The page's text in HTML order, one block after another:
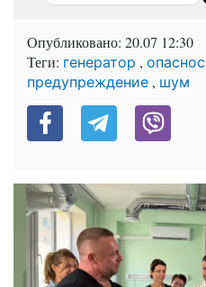
Опубликовано: 20.07 12:30
Теги: генератор ,
предупреждение , шум